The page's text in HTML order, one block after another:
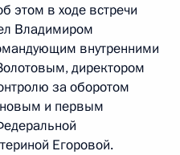
этом в ходе встречи
Владимиром
внутренними
директором
за оборотом
и первым
Егоровой.